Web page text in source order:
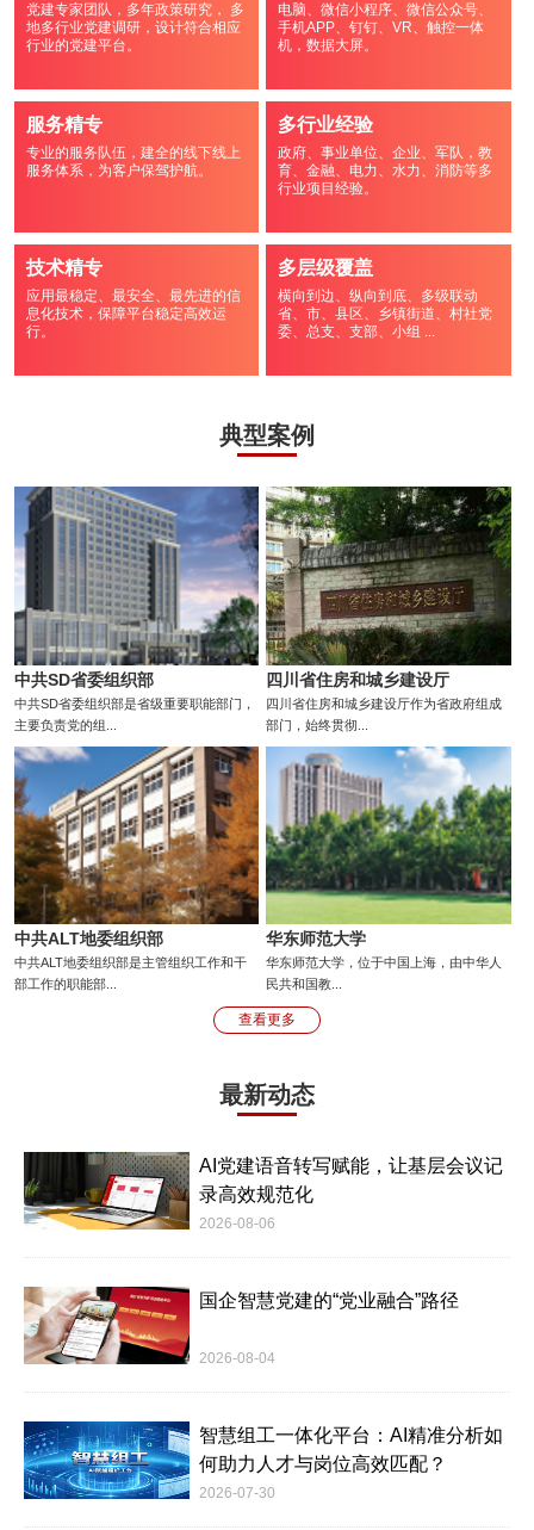
党建专家团队，多年政策研究， 多
地多行业党建调研，设计符合相应
行业的党建平台。
电脑、微信小程序、微信公众号、
手机APP、钉钉、VR、触控一体
机，数据大屏。
服务精专
专业的服务队伍，建全的线下线上
服务体系，为客户保驾护航。
多行业经验
政府、事业单位、企业、军队，教
育、金融、电力、水力、消防等多
行业项目经验。
技术精专
应用最稳定、最安全、最先进的信
息化技术，保障平台稳定高效运
行。
多层级覆盖
横向到边、纵向到底、多级联动
省、市、县区、乡镇街道、村社党
委、总支、支部、小组 ...
典型案例
中共SD省委组织部
中共SD省委组织部是省级重要职能部门，
主要负责党的组...
四川省住房和城乡建设厅
四川省住房和城乡建设厅作为省政府组成
部门，始终贯彻...
中共ALT地委组织部
中共ALT地委组织部是主管组织工作和干
部工作的职能部...
华东师范大学
华东师范大学，位于中国上海，由中华人
民共和国教...
查看更多
最新动态
AI党建语音转写赋能，让基层会议记
录高效规范化
2026-08-06
国企智慧党建的“党业融合”路径
2026-08-04
智慧组工一体化平台：AI精准分析如
何助力人才与岗位高效匹配？
2026-07-30